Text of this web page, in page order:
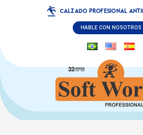
CALZADO PROFESIONAL
HABLE CON NOSOTROS